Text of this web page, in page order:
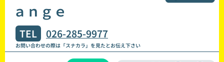
ａｎｇｅ
TEL 026-285-9977
お問い合わせの際は「スナカラ」を見たとお伝え下さい